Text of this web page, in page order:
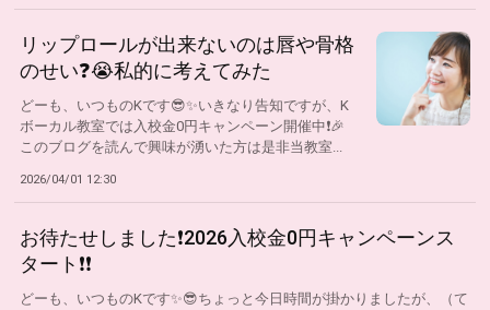
リップロールが出来ないのは唇や骨格
のせい❓😭私的に考えてみた
どーも、いつものKです😎✨いきなり告知ですが、K
ボーカル教室では入校金0円キャンペーン開催中❗🎉
このブログを読んで興味が湧いた方は是非当教室...
2026/04/01 12:30
お待たせしました❗2026入校金0円キャンペーンス
タート❗❗
どーも、いつものKです✨😎ちょっと今日時間が掛かりましたが、（て